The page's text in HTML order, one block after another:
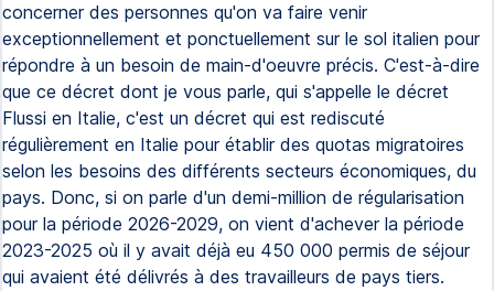
concerner des personnes qu'on va faire venir
exceptionnellement et ponctuellement sur le sol italien pour
répondre à un besoin de main-d'oeuvre précis. C'est-à-dire
que ce décret dont je vous parle, qui s'appelle le décret
Flussi en Italie, c'est un décret qui est rediscuté
régulièrement en Italie pour établir des quotas migratoires
selon les besoins des différents secteurs économiques, du
pays. Donc, si on parle d'un demi-million de régularisation
pour la période 2026-2029, on vient d'achever la période
2023-2025 où il y avait déjà eu 450 000 permis de séjour
qui avaient été délivrés à des travailleurs de pays tiers.